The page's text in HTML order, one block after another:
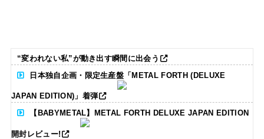
“変われない私”が動き出す瞬間に出会う
日本独自企画・限定生産盤「METAL FORTH (DELUXE
JAPAN EDITION)」着弾
【BABYMETAL】METAL FORTH DELUXE JAPAN EDITION
開封レビュー!